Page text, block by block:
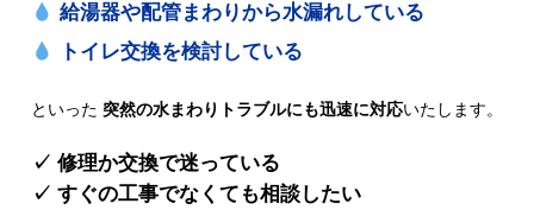
給湯器や配管まわりから水漏れしている
トイレ交換を検討している
といった 突然の水まわりトラブルにも迅速に対応いたします。
✓ 修理か交換で迷っている
✓ すぐの工事でなくても相談したい